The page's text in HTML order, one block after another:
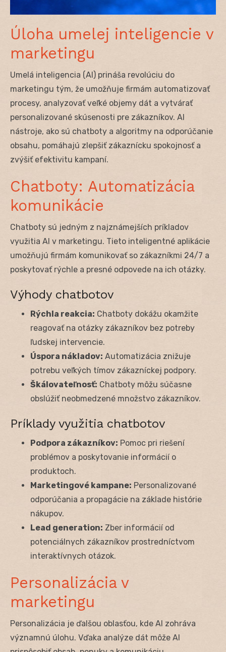
Úloha umelej inteligencie v
marketingu
Umelá inteligencia (AI) prináša revolúciu do
marketingu tým, že umožňuje firmám automatizovať
procesy, analyzovať veľké objemy dát a vytvárať
personalizované skúsenosti pre zákazníkov. AI
nástroje, ako sú chatboty a algoritmy na odporúčanie
obsahu, pomáhajú zlepšiť zákaznícku spokojnosť a
zvýšiť efektivitu kampaní.
Chatboty: Automatizácia
komunikácie
Chatboty sú jedným z najznámejších príkladov
využitia AI v marketingu. Tieto inteligentné aplikácie
umožňujú firmám komunikovať so zákazníkmi 24/7 a
poskytovať rýchle a presné odpovede na ich otázky.
Výhody chatbotov
Rýchla reakcia: Chatboty dokážu okamžite
reagovať na otázky zákazníkov bez potreby
ľudskej intervencie.
Úspora nákladov: Automatizácia znižuje
potrebu veľkých tímov zákazníckej podpory.
Škálovateľnosť: Chatboty môžu súčasne
obslúžiť neobmedzené množstvo zákazníkov.
Príklady využitia chatbotov
Podpora zákazníkov: Pomoc pri riešení
problémov a poskytovanie informácií o
produktoch.
Marketingové kampane: Personalizované
odporúčania a propagácie na základe histórie
nákupov.
Lead generation: Zber informácií od
potenciálnych zákazníkov prostredníctvom
interaktívnych otázok.
Personalizácia v
marketingu
Personalizácia je ďalšou oblasťou, kde AI zohráva
významnú úlohu. Vďaka analýze dát môže AI